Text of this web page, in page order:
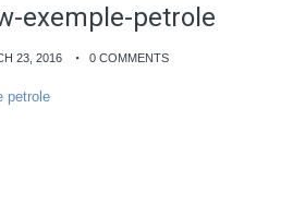
exemple-petrole
23, 2016 0 COMMENTS